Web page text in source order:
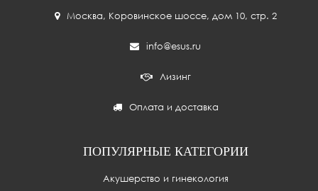
Москва, Коровинское шоссе, дом 10, стр. 2
info@esus.ru
Лизинг
Оплата и доставка
ПОПУЛЯРНЫЕ КАТЕГОРИИ
Акушерство и гинекология